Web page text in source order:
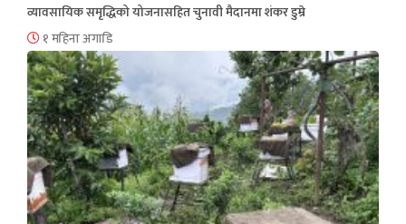
व्यावसायिक समृद्धिको योजनासहित चुनावी मैदानमा शंकर डुम्रे
१ महिना अगाडि